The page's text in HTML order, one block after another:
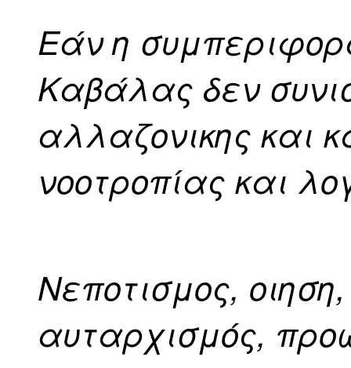
Εάν η
Καβάλας δεν
αλλαζονικης και
νοοτροπίας και
Νεποτισμος,
αυταρχισμός,